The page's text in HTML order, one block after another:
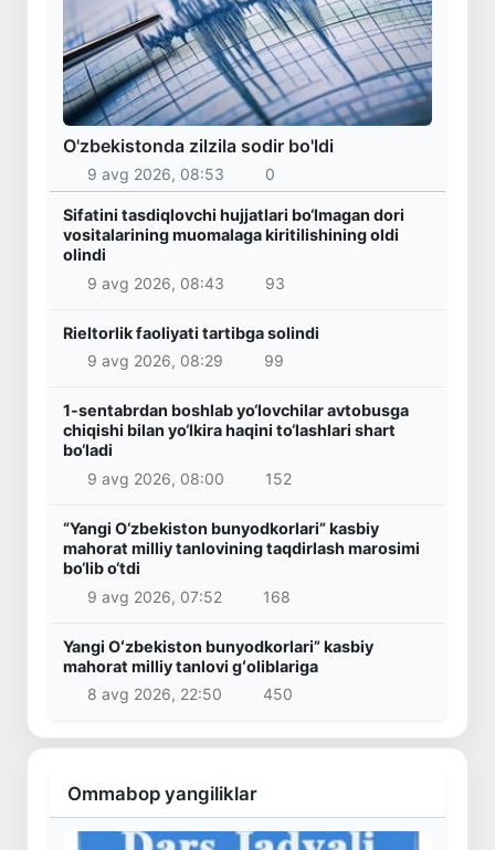
O'zbekistonda zilzila sodir bo'ldi
9 avg 2026, 08:53 0
Sifatini tasdiqlovchi hujjatlari bo‘lmagan dori
vositalarining muomalaga kiritilishining oldi
olindi
9 avg 2026, 08:43
93
Rieltorlik faoliyati tartibga solindi
9 avg 2026, 08:29
99
1-sentabrdan boshlab yo‘lovchilar avtobusga
chiqishi bilan yo‘lkira haqini to‘lashlari shart
bo‘ladi
9 avg 2026, 08:00
152
“Yangi O‘zbekiston bunyodkorlari” kasbiy
mahorat milliy tanlovining taqdirlash marosimi
bo‘lib o‘tdi
9 avg 2026, 07:52
168
Yangi Oʻzbekiston bunyodkorlari” kasbiy
mahorat milliy tanlovi gʻoliblariga
8 avg 2026, 22:50
450
Ommabop yangiliklar